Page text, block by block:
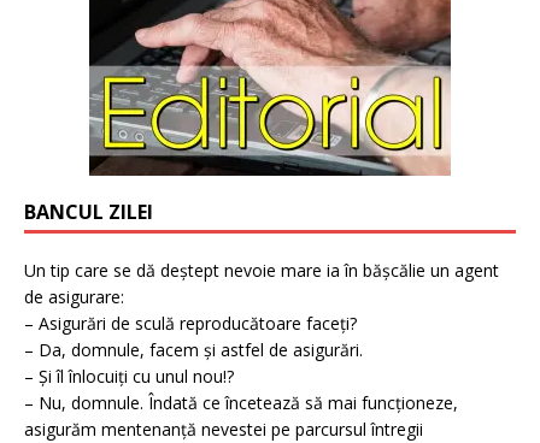
BANCUL ZILEI
Un tip care se dă deștept nevoie mare ia în bășcălie un agent
de asigurare:
– Asigurări de sculă reproducătoare faceți?
– Da, domnule, facem și astfel de asigurări.
– Și îl înlocuiți cu unul nou!?
– Nu, domnule. Îndată ce încetează să mai funcționeze,
asigurăm mentenanță nevestei pe parcursul întregii